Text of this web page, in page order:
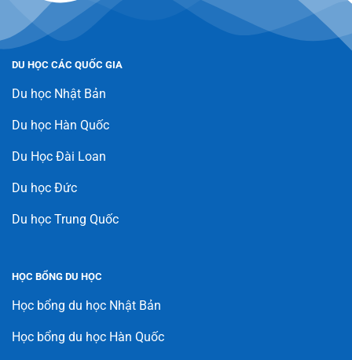
DU HỌC CÁC QUỐC GIA
Du học Nhật Bản
Du học Hàn Quốc
Du Học Đài Loan
Du học Đức
Du học Trung Quốc
HỌC BỔNG DU HỌC
Học bổng du học Nhật Bản
Học bổng du học Hàn Quốc